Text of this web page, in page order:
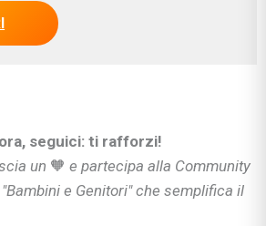
seguici: ti rafforzi!
un 🧡 e partecipa alla Community
e Genitori" che semplifica il